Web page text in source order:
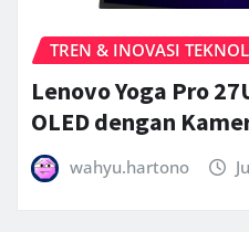
TREN & INOVASI
Lenovo Yoga Pro
OLED dengan
wahyu.hartono